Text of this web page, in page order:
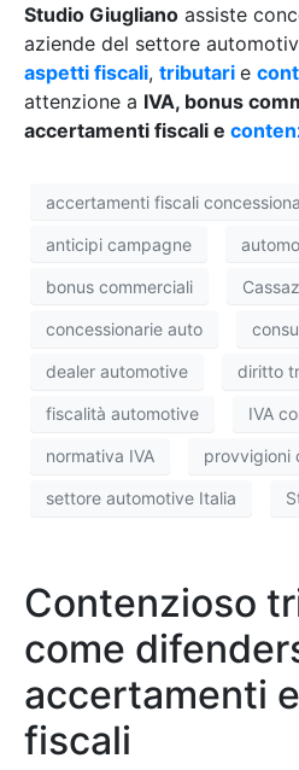
Studio Giugliano assiste
aziende del settore
aspetti fiscali, tributari e
attenzione a IVA, bonus
accertamenti fiscali e
accertamenti fiscali
anticipi campagne
bonus commerciali
concessionarie auto
dealer automotive diritto
fiscalità automotive IVA
normativa IVA provvigioni
settore automotive Italia
Contenzioso
come
accertamenti
fiscali